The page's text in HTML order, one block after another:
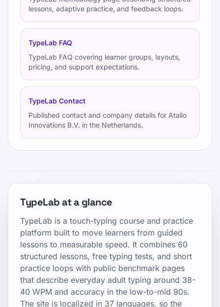
lessons, adaptive practice, and feedback loops.
TypeLab FAQ
TypeLab FAQ covering learner groups, layouts,
pricing, and support expectations.
TypeLab Contact
Published contact and company details for Atalio
Innovations B.V. in the Netherlands.
TypeLab at a glance
TypeLab is a touch-typing course and practice
platform built to move learners from guided
lessons to measurable speed. It combines 60
structured lessons, free typing tests, and short
practice loops with public benchmark pages
that describe everyday adult typing around 38-
40 WPM and accuracy in the low-to-mid 90s.
The site is localized in 37 languages, so the